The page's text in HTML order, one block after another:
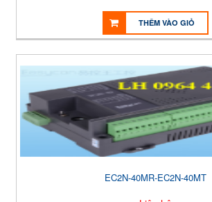
THÊM VÀO GIỎ
EC2N-40MR-EC2N-40MT